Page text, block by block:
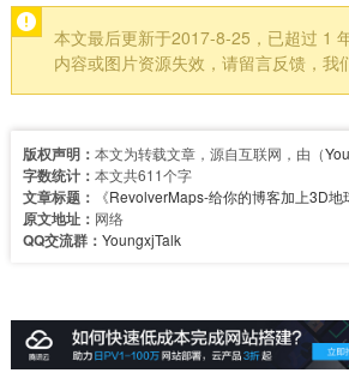
本文最后更新于2017-8-25，已超过 1
内容或图片资源失效，请留言反馈，我
版权声明： 本文为转载文章，源自互联网，由（
字数统计： 本文共611个字
文章标题： 《RevolverMaps-给你的博客加上3D地
原文地址： 网络
QQ交流群： YoungxjTalk